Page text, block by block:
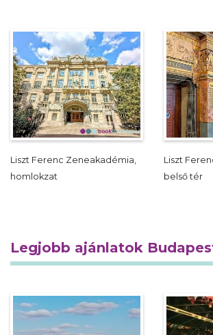
Liszt Ferenc Zeneakadémia,
homlokzat
Liszt
belső tér
Legjobb ajánlatok